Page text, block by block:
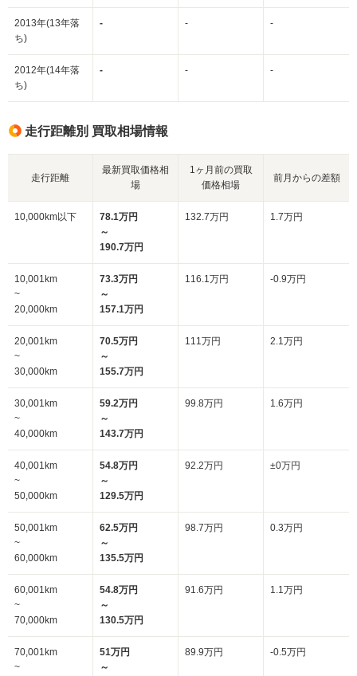
2013年(13年落
ち)
- - -
2012年(14年落
ち)
- - -
走行距離別 買取相場情報
走行距離
最新買取価格相
場
1ヶ月前の買取
価格相場
前月からの差額
10,000km以下
78.1万円
～
190.7万円
132.7万円 1.7万円
10,001km
~
20,000km
73.3万円
～
157.1万円
116.1万円 -0.9万円
20,001km
~
30,000km
70.5万円
～
155.7万円
111万円 2.1万円
30,001km
~
40,000km
59.2万円
～
143.7万円
99.8万円 1.6万円
40,001km
~
50,000km
54.8万円
～
129.5万円
92.2万円 ±0万円
50,001km
~
60,000km
62.5万円
～
135.5万円
98.7万円 0.3万円
60,001km
~
70,000km
54.8万円
～
130.5万円
91.6万円 1.1万円
70,001km
~
51万円
～
89.9万円 -0.5万円